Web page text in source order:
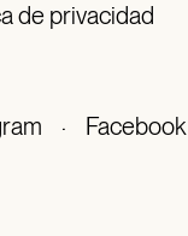
de privacidad
· Facebook